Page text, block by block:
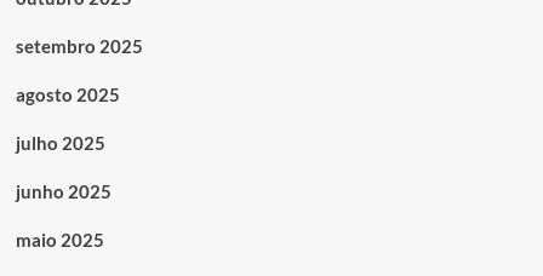
setembro 2025
agosto 2025
julho 2025
junho 2025
maio 2025